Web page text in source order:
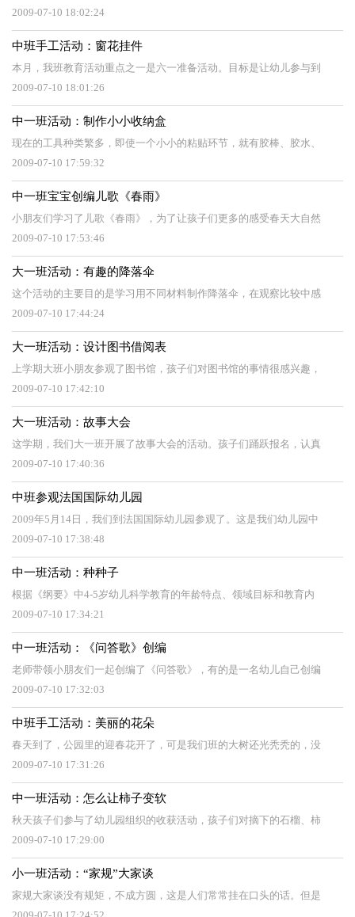
2009-07-10 18:02:24
中班手工活动：窗花挂件
本月，我班教育活动重点之一是六一准备活动。目标是让幼儿参与到
2009-07-10 18:01:26
中一班活动：制作小小收纳盒
现在的工具种类繁多，即使一个小小的粘贴环节，就有胶棒、胶水、
2009-07-10 17:59:32
中一班宝宝创编儿歌《春雨》
小朋友们学习了儿歌《春雨》，为了让孩子们更多的感受春天大自然
2009-07-10 17:53:46
大一班活动：有趣的降落伞
这个活动的主要目的是学习用不同材料制作降落伞，在观察比较中感
2009-07-10 17:44:24
大一班活动：设计图书借阅表
上学期大班小朋友参观了图书馆，孩子们对图书馆的事情很感兴趣，
2009-07-10 17:42:10
大一班活动：故事大会
这学期，我们大一班开展了故事大会的活动。孩子们踊跃报名，认真
2009-07-10 17:40:36
中班参观法国国际幼儿园
2009年5月14日，我们到法国国际幼儿园参观了。这是我们幼儿园中
2009-07-10 17:38:48
中一班活动：种种子
根据《纲要》中4-5岁幼儿科学教育的年龄特点、领域目标和教育内
2009-07-10 17:34:21
中一班活动：《问答歌》创编
老师带领小朋友们一起创编了《问答歌》，有的是一名幼儿自己创编
2009-07-10 17:32:03
中班手工活动：美丽的花朵
春天到了，公园里的迎春花开了，可是我们班的大树还光秃秃的，没
2009-07-10 17:31:26
中一班活动：怎么让柿子变软
秋天孩子们参与了幼儿园组织的收获活动，孩子们对摘下的石榴、柿
2009-07-10 17:29:00
小一班活动：“家规”大家谈
家规大家谈没有规矩，不成方圆，这是人们常常挂在口头的话。但是